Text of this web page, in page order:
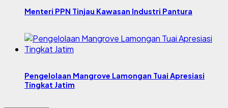
Menteri PPN Tinjau Kawasan Industri Pantura
Pengelolaan Mangrove Lamongan Tuai Apresiasi
Tingkat Jatim